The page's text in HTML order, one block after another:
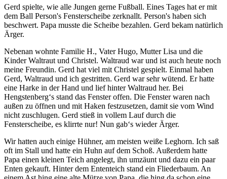
Gerd spielte, wie alle Jungen gerne Fußball. Eines Tages hat er mit
dem Ball Person's Fensterscheibe zerknallt. Person's haben sich
beschwert. Papa musste die Scheibe bezahlen. Gerd bekam natürlich
Ärger.
Nebenan wohnte Familie H., Vater Hugo, Mutter Lisa und die
Kinder Waltraut und Christel. Waltraud war und ist auch heute noch
meine Freundin. Gerd hat viel mit Christel gespielt. Einmal haben
Gerd, Waltraud und ich gestritten. Gerd war sehr wütend. Er hatte
eine Harke in der Hand und lief hinter Waltraud her. Bei
Hengstenberg‘s stand das Fenster offen. Die Fenster waren nach
außen zu öffnen und mit Haken festzusetzen, damit sie vom Wind
nicht zuschlugen. Gerd stieß in vollem Lauf durch die
Fensterscheibe, es klirrte nur! Nun gab‘s wieder Ärger.
Wir hatten auch einige Hühner, am meisten weiße Leghorn. Ich saß
oft im Stall und hatte ein Huhn auf dem Schoß. Außerdem hatte
Papa einen kleinen Teich angelegt, ihn umzäunt und dazu ein paar
Enten gekauft. Hinter dem Ententeich stand ein Fliederbaum. An